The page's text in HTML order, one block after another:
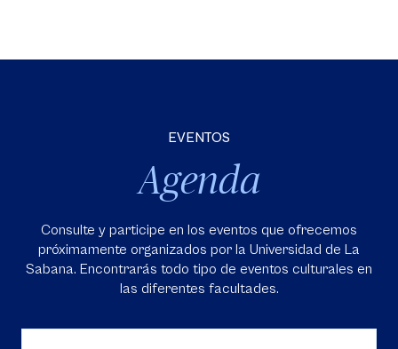
EVENTOS
Agenda
Consulte y participe en los eventos que ofrecemos
próximamente organizados por la Universidad de La
Sabana. Encontrarás todo tipo de eventos culturales en
las diferentes facultades.